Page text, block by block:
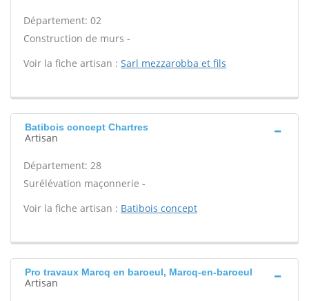
Département: 02
Construction de murs -
Voir la fiche artisan : Sarl mezzarobba et fils
Batibois concept Chartres
Artisan
Département: 28
Surélévation maçonnerie -
Voir la fiche artisan : Batibois concept
Pro travaux Marcq en baroeul, Marcq-en-baroeul
Artisan